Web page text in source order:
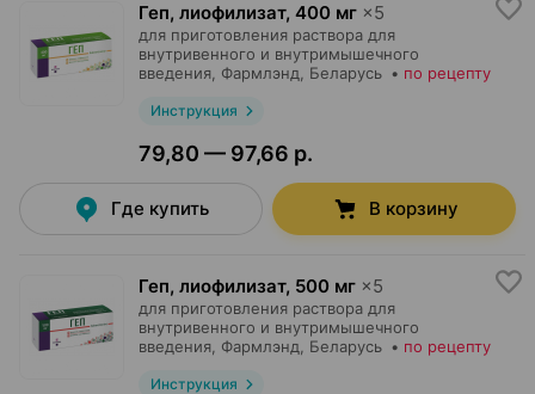
Геп, лиофилизат, 400 мг ×5
для приготовления раствора для
внутривенного и внутримышечного
введения, Фармлэнд , Беларусь • по рецепту
Инструкция
79,80 — 97,66 р.
Где купить В корзину
Геп, лиофилизат, 500 мг ×5
для приготовления раствора для
внутривенного и внутримышечного
введения, Фармлэнд , Беларусь • по рецепту
Инструкция